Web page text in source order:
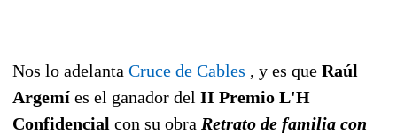
Nos lo adelanta Cruce de Cables , y es que Raúl
Argemí es el ganador del II Premio L'H
Confidencial con su obra Retrato de familia con